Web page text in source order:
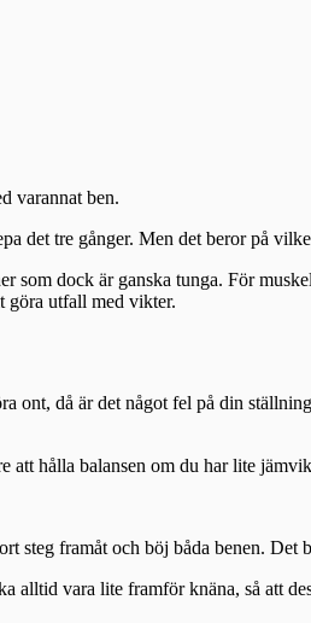
varannat ben.
det tre gånger. Men det beror på
som dock är ganska tunga. För
göra utfall med vikter.
ont, då är det något fel på din
att hålla balansen om du har lite
steg framåt och böj båda benen. Det
alltid vara lite framför knäna, så att